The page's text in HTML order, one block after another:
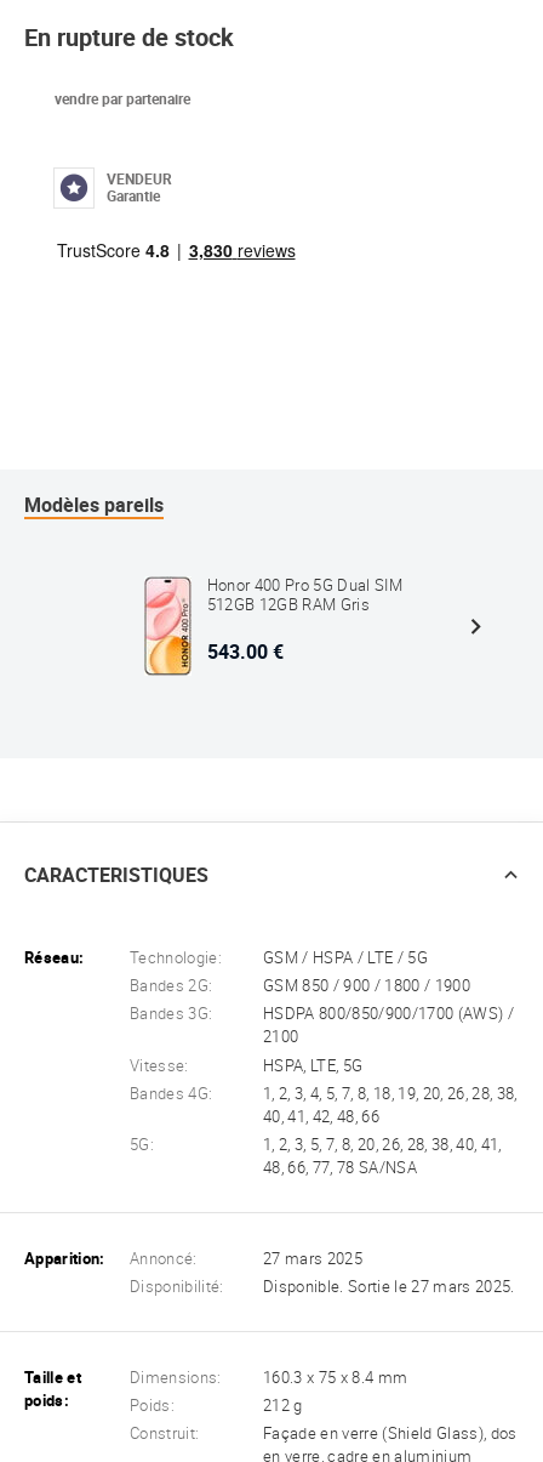
En rupture de stock
vendre par partenaire
VENDEUR
Garantie
Modèles pareils
Honor 400 Pro 5G Dual SIM
512GB 12GB RAM Gris
543.00 €
CARACTERISTIQUES
Réseau: Technologie:
GSM / HSPA / LTE / 5G
Bandes 2G:
GSM 850 / 900 / 1800 / 1900
Bandes 3G:
HSDPA 800/850/900/1700 (AWS) /
2100
Vitesse:
HSPA, LTE, 5G
Bandes 4G:
1, 2, 3, 4, 5, 7, 8, 18, 19, 20, 26, 28, 38,
40, 41, 42, 48, 66
5G:
1, 2, 3, 5, 7, 8, 20, 26, 28, 38, 40, 41,
48, 66, 77, 78 SA/NSA
Apparition: Annoncé:
27 mars 2025
Disponibilité:
Disponible. Sortie le 27 mars 2025.
Taille et
poids:
Dimensions:
160.3 x 75 x 8.4 mm
Poids:
212 g
Construit:
Façade en verre (Shield Glass), dos
en verre, cadre en aluminium